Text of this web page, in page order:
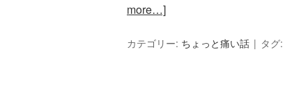
more…]
カテゴリー: ちょっと痛い話 タグ: